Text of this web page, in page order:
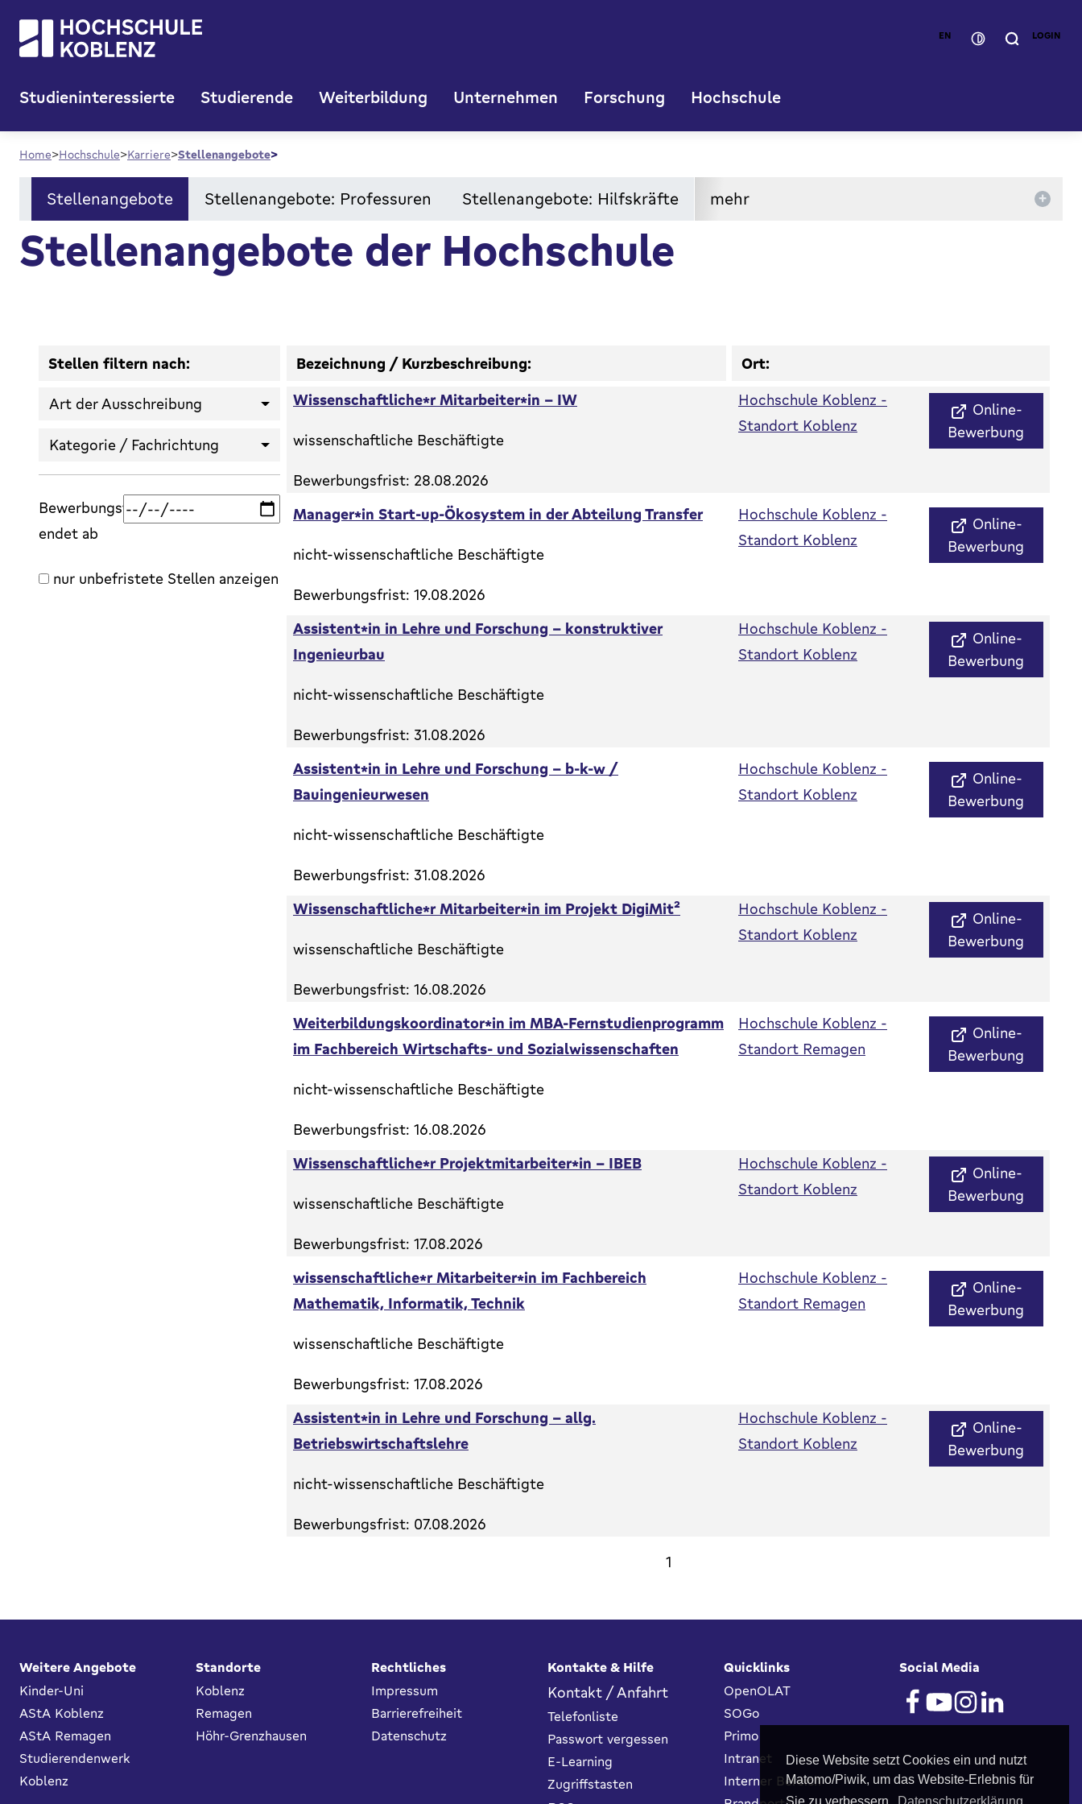
Diese Website setzt Cookies ein und nutzt
Matomo/Piwik, um das Website-Erlebnis für
Sie zu verbessern.
Datenschutzerklärung.
EN LOGIN
Studieninteressierte Studierende Weiterbildung Unternehmen Forschung Hochschule
Home Hochschule Karriere Stellenangebote
Stellenangebote Stellenangebote: Professuren Stellenangebote: Hilfskräfte mehr +
Stellenangebote der Hochschule
Stellen filtern nach:
Art der Ausschreibung
Kategorie / Fachrichtung
Bewerbungsfrist
endet ab
nur unbefristete Stellen anzeigen
Bezeichnung / Kurzbeschreibung:
Ort:
Wissenschaftliche*r Mitarbeiter*in - IW
wissenschaftliche Beschäftigte
Bewerbungsfrist: 28.08.2026
Hochschule Koblenz -
Standort Koblenz
Online-
Bewerbung
Manager*in Start-up-Ökosystem in der Abteilung Transfer
nicht-wissenschaftliche Beschäftigte
Bewerbungsfrist: 19.08.2026
Hochschule Koblenz -
Standort Koblenz
Online-
Bewerbung
Assistent*in in Lehre und Forschung - konstruktiver
Ingenieurbau
nicht-wissenschaftliche Beschäftigte
Bewerbungsfrist: 31.08.2026
Hochschule Koblenz -
Standort Koblenz
Online-
Bewerbung
Assistent*in in Lehre und Forschung - b-k-w /
Bauingenieurwesen
nicht-wissenschaftliche Beschäftigte
Bewerbungsfrist: 31.08.2026
Hochschule Koblenz -
Standort Koblenz
Online-
Bewerbung
Wissenschaftliche*r Mitarbeiter*in im Projekt DigiMit²
wissenschaftliche Beschäftigte
Bewerbungsfrist: 16.08.2026
Hochschule Koblenz -
Standort Koblenz
Online-
Bewerbung
Weiterbildungskoordinator*in im MBA-Fernstudienprogramm
im Fachbereich Wirtschafts- und Sozialwissenschaften
nicht-wissenschaftliche Beschäftigte
Bewerbungsfrist: 16.08.2026
Hochschule Koblenz -
Standort Remagen
Online-
Bewerbung
Wissenschaftliche*r Projektmitarbeiter*in - IBEB
wissenschaftliche Beschäftigte
Bewerbungsfrist: 17.08.2026
Hochschule Koblenz -
Standort Koblenz
Online-
Bewerbung
wissenschaftliche*r Mitarbeiter*in im Fachbereich
Mathematik, Informatik, Technik
wissenschaftliche Beschäftigte
Bewerbungsfrist: 17.08.2026
Hochschule Koblenz -
Standort Remagen
Online-
Bewerbung
Assistent*in in Lehre und Forschung - allg.
Betriebswirtschaftslehre
nicht-wissenschaftliche Beschäftigte
Bewerbungsfrist: 07.08.2026
Hochschule Koblenz -
Standort Koblenz
Online-
Bewerbung
1
Fußbereich
Weitere Angebote
Kinder-Uni
AStA Koblenz
AStA Remagen
Studierendenwerk
Koblenz
Standorte
Koblenz
Remagen
Höhr-Grenzhausen
Rechtliches
Impressum
Barrierefreiheit
Datenschutz
Kontakte & Hilfe
Kontakt / Anfahrt
Telefonliste
Passwort vergessen
E-Learning
Zugriffstasten
Quicklinks
OpenOLAT
SOGo
Primo
Intranet
Interner Bereich
Social Media